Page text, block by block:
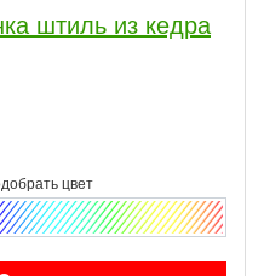
штиль из кедра